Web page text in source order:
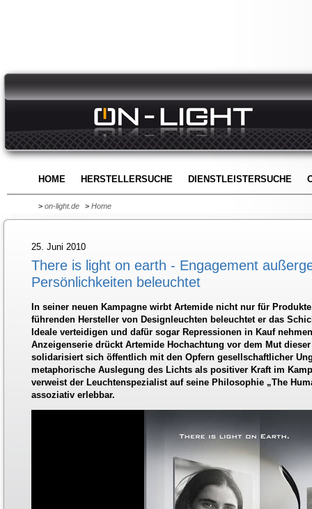
HOME HERSTELLERSUCHE DIENSTLEISTERSUCHE
> on-light.de > Home
25. Juni 2010
There is light on earth - Engagement
Persönlichkeiten beleuchtet
In seiner neuen Kampagne wirbt Artemide nicht nur für
führenden Hersteller von Designleuchten beleuchtet er das
Ideale verteidigen und dafür sogar Repressionen in Kauf
Anzeigenserie drückt Artemide Hochachtung vor dem Mut
solidarisiert sich öffentlich mit den Opfern gesellschaftlicher
metaphorische Auslegung des Lichts als positiver Kraft im
verweist der Leuchtenspezialist auf seine Philosophie „The
assoziativ erlebbar.